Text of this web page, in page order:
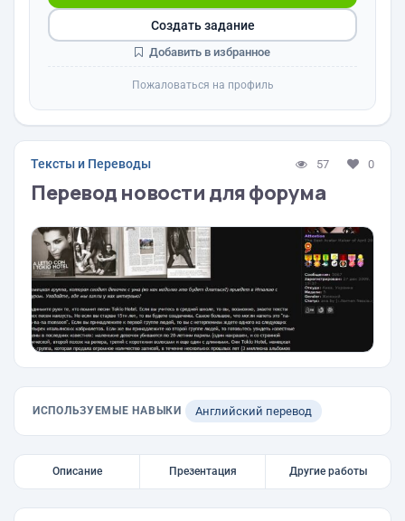
Создать задание
Добавить в избранное
Пожаловаться на профиль
Тексты и Переводы 57 0
Перевод новости для форума
ИСПОЛЬЗУЕМЫЕ НАВЫКИ Английский перевод
Описание Презентация Другие работы